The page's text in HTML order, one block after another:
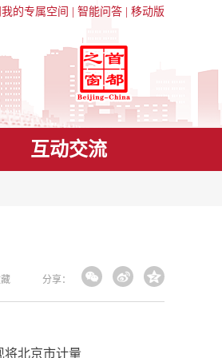
的专属空间 智能问答 移动版
互动交流
分享：
将北京市计量